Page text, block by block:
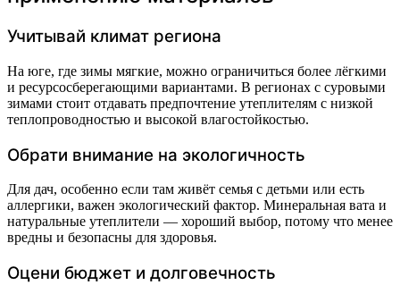
Учитывай климат региона
На юге, где зимы мягкие, можно ограничиться более лёгкими
и ресурсосберегающими вариантами. В регионах с суровыми
зимами стоит отдавать предпочтение утеплителям с низкой
теплопроводностью и высокой влагостойкостью.
Обрати внимание на экологичность
Для дач, особенно если там живёт семья с детьми или есть
аллергики, важен экологический фактор. Минеральная вата и
натуральные утеплители — хороший выбор, потому что менее
вредны и безопасны для здоровья.
Оцени бюджет и долговечность